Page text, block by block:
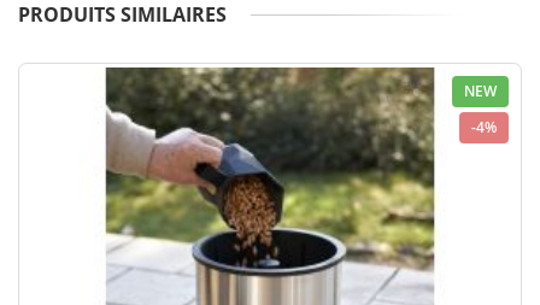
PRODUITS SIMILAIRES
NEW
-4%